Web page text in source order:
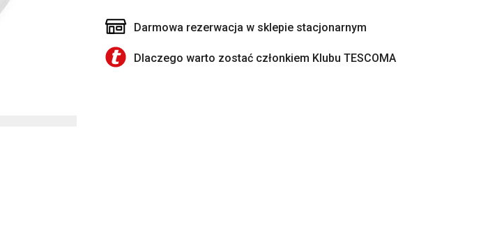
Darmowa rezerwacja w sklepie stacjonarnym
Dlaczego warto zostać członkiem Klubu TESCOMA